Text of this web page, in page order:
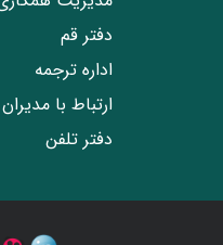
دفتر قم
اداره ترجمه
ارتباط با مدیران
دفتر تلفن